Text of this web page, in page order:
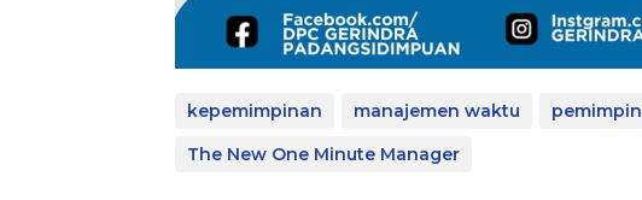
kepemimpinan manajemen waktu
The New One Minute Manager